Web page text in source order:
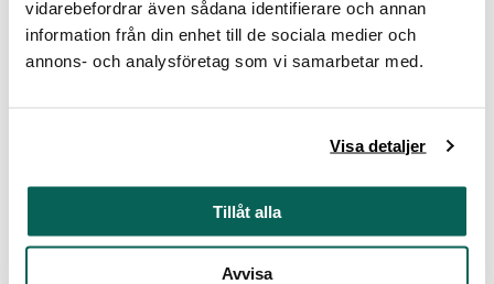
vidarebefordrar även sådana identifierare och annan
information från din enhet till de sociala medier och
annons- och analysföretag som vi samarbetar med.
Visa detaljer
Tillåt alla
Avvisa
Almqvist (1869–1934) utgör ett avsteg från hennes
tidigare verk och är ett av de verk av Almqvist vid den
här tiden som ligger närmast symbolismen. Målningen
München, Göteborg, Köpenhamn och på
Världsutställningen i Saint Louis 1904. Förvärvet av
målningen finansierades av Axel och Nora Lundgrens
donationsmedel.